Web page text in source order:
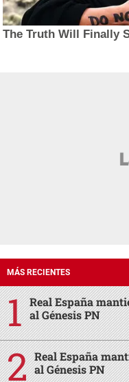
The Truth Will Finally
MÁS RECIENTES
Real España
al Génesis PN
Real España
al Génesis PN